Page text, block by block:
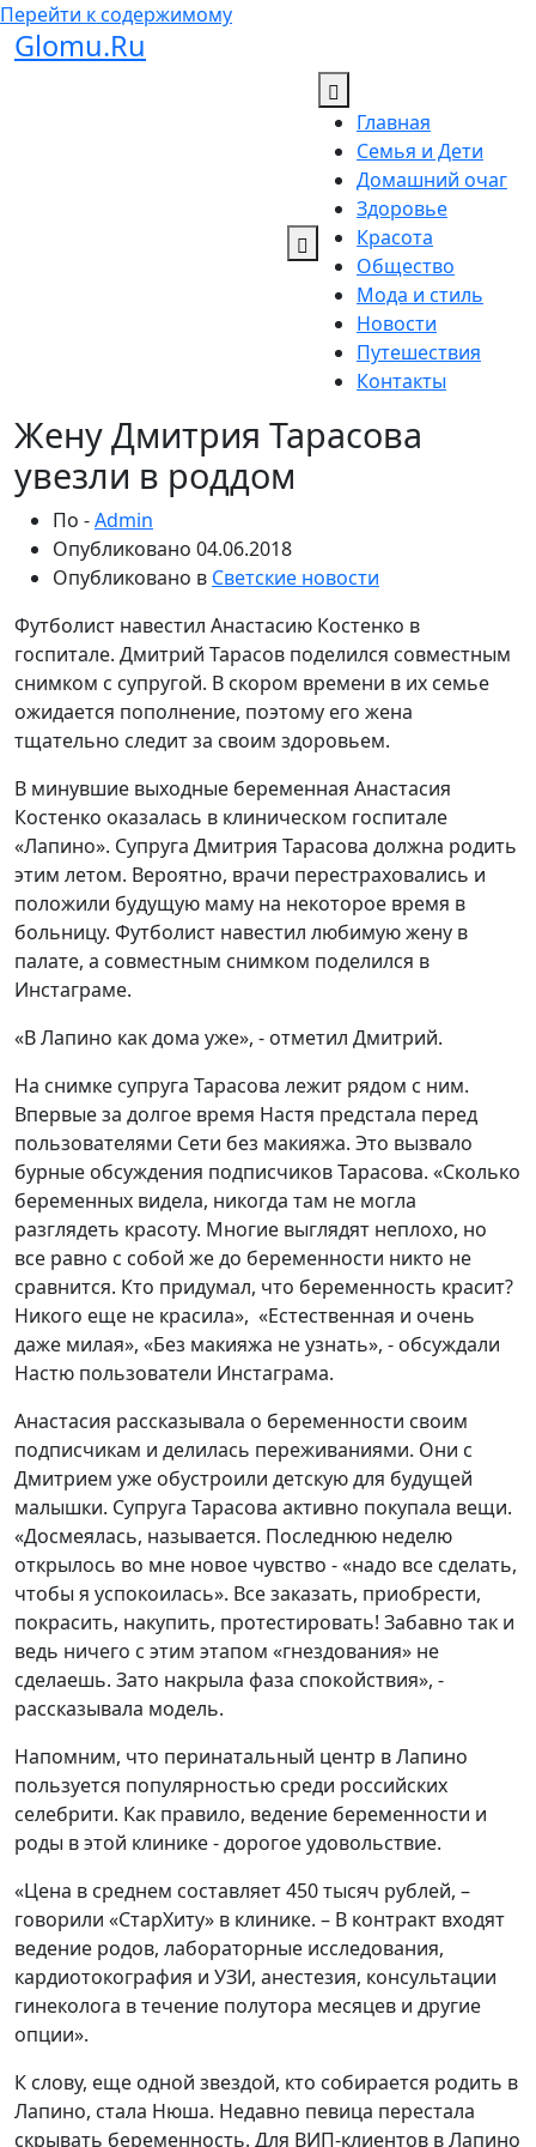
Перейти к содержимому
Glomu.Ru
Главная
Семья и Дети
Домашний очаг
Здоровье
Красота
Общество
Мода и стиль
Новости
Путешествия
Контакты
Жену Дмитрия Тарасова
увезли в роддом
По -Admin
Опубликовано 04.06.2018
Опубликовано в Светские новости
Футболист навестил Анастасию Костенко в
госпитале. Дмитрий Тарасов поделился совместным
снимком с супругой. В скором времени в их семье
ожидается пополнение, поэтому его жена
тщательно следит за своим здоровьем.
В минувшие выходные беременная Анастасия
Костенко оказалась в клиническом госпитале
«Лапино». Супруга Дмитрия Тарасова должна родить
этим летом. Вероятно, врачи перестраховались и
положили будущую маму на некоторое время в
больницу. Футболист навестил любимую жену в
палате, а совместным снимком поделился в
Инстаграме.
«В Лапино как дома уже», - отметил Дмитрий.
На снимке супруга Тарасова лежит рядом с ним.
Впервые за долгое время Настя предстала перед
пользователями Сети без макияжа. Это вызвало
бурные обсуждения подписчиков Тарасова. «Сколько
беременных видела, никогда там не могла
разглядеть красоту. Многие выглядят неплохо, но
все равно с собой же до беременности никто не
сравнится. Кто придумал, что беременность красит?
Никого еще не красила», «Естественная и очень
даже милая», «Без макияжа не узнать», - обсуждали
Настю пользователи Инстаграма.
Анастасия рассказывала о беременности своим
подписчикам и делилась переживаниями. Они с
Дмитрием уже обустроили детскую для будущей
малышки. Супруга Тарасова активно покупала вещи.
«Досмеялась, называется. Последнюю неделю
открылось во мне новое чувство - «надо все сделать,
чтобы я успокоилась». Все заказать, приобрести,
покрасить, накупить, протестировать! Забавно так и
ведь ничего с этим этапом «гнездования» не
сделаешь. Зато накрыла фаза спокойствия», -
рассказывала модель.
Напомним, что перинатальный центр в Лапино
пользуется популярностью среди российских
селебрити. Как правило, ведение беременности и
роды в этой клинике - дорогое удовольствие.
«Цена в среднем составляет 450 ты­сяч рублей, –
говорили «СтарХиту» в клинике. – В контракт входят
ведение родов, лабораторные исследования,
кардиотокография и УЗИ, анестезия, консультации
гинеколога в течение по­лутора месяцев и другие
опции».
К слову, еще одной звездой, кто собирается родить в
Лапино, стала Нюша. Недавно певица перестала
скрывать беременность. Для ВИП-клиентов в Лапино